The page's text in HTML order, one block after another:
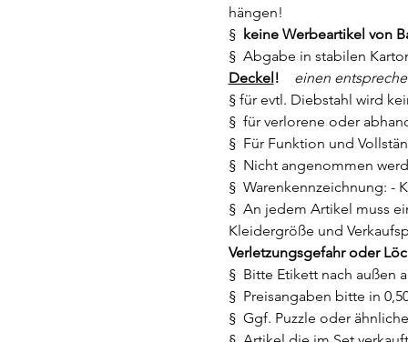
hängen!
§ keine Werbeartikel von
§  Abgabe in stabilen
Deckel! einen
§ für evtl. Diebstahl wird
§  für verlorene oder
§  Für Funktion und
§  Nicht angenommen
§  Warenkennzeichnung:
§  An jedem Artikel muss
Kleidergröße und
Verletzungsgefahr oder
§  Bitte Etikett nach außen
§  Preisangaben bitte in
§  Ggf. Puzzle oder